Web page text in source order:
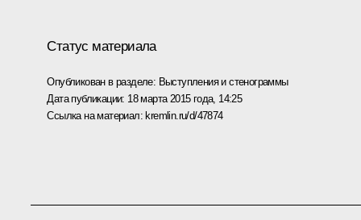
Статус материала
Опубликован в разделе: Выступления и стенограммы
Дата публикации: 18 марта 2015 года, 14:25
Ссылка на материал:kremlin.ru/d/47874